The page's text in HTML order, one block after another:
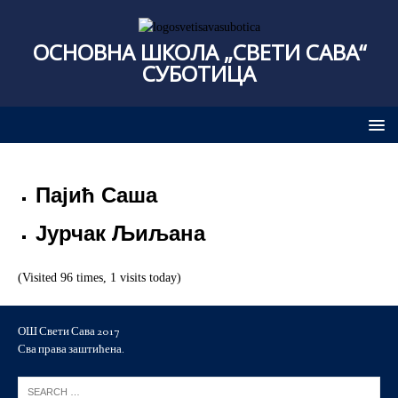
ОСНОВНА ШКОЛА „СВЕТИ САВА“
СУБОТИЦА
Пајић Саша
Јурчак Љиљана
(Visited 96 times, 1 visits today)
ОШ Свети Сава 2017
Сва права заштићена.